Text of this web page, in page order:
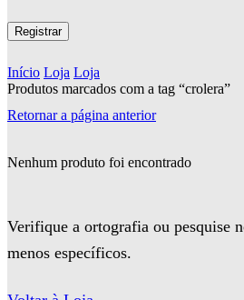
Registrar
Início Loja Loja
Produtos marcados com a tag “crolera”
Retornar a página anterior
Nenhum produto foi encontrado
Verifique a ortografia ou pesquise
menos específicos.